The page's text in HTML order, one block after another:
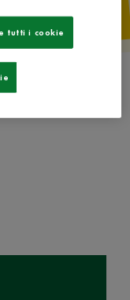
tutti i cookie